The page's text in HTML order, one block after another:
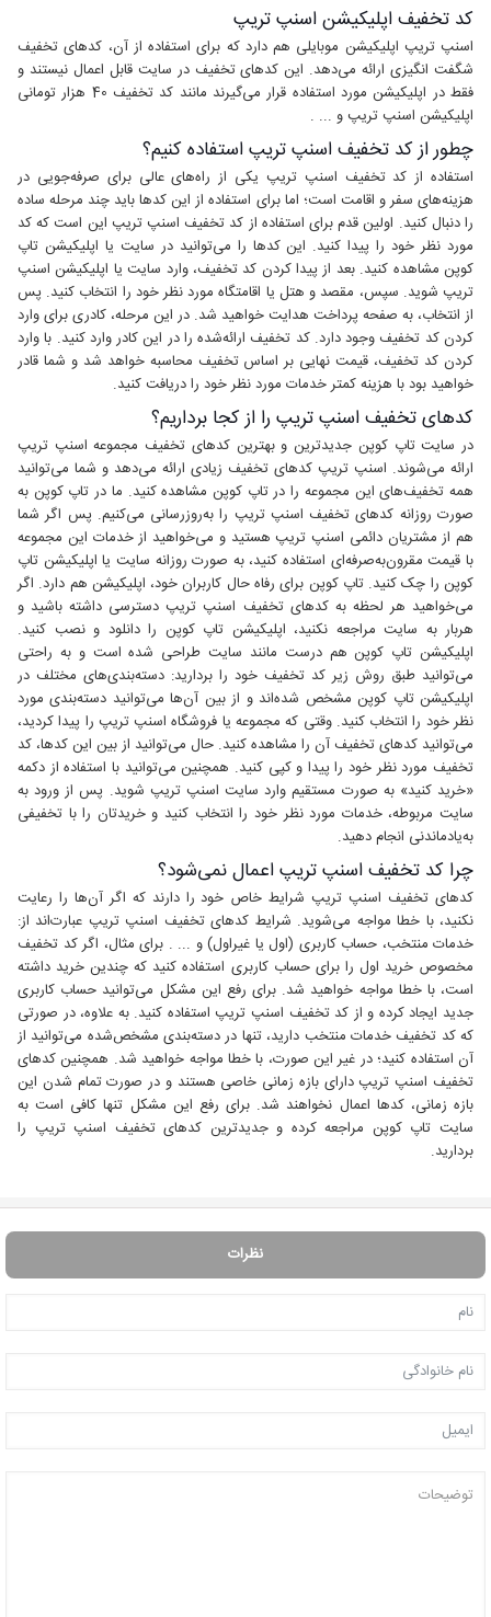
کد تخفیف اپلیکیشن اسنپ تریپ
اسنپ تریپ اپلیکیشن موبایلی هم دارد که برای استفاده از آن، کدهای تخفیف
شگفت انگیزی ارائه می‌دهد. این کدهای تخفیف در سایت قابل اعمال نیستند و
فقط در اپلیکیشن مورد استفاده قرار می‌گیرند مانند کد تخفیف 40 هزار تومانی
اپلیکیشن اسنپ تریپ و ... .
چطور از کد تخفیف اسنپ تریپ استفاده کنیم؟
استفاده از کد تخفیف اسنپ تریپ یکی از راه‌های عالی برای صرفه‌جویی در
هزینه‌های سفر و اقامت است؛ اما برای استفاده از این کدها باید چند مرحله ساده
را دنبال کنید. اولین قدم برای استفاده از کد تخفیف اسنپ تریپ این است که کد
مورد نظر خود را پیدا کنید. این کدها را می‌توانید در سایت‌ یا اپلیکیشن‌ تاپ
کوپن مشاهده کنید. بعد از پیدا کردن کد تخفیف، وارد سایت یا اپلیکیشن اسنپ
تریپ شوید. سپس، مقصد و هتل یا اقامتگاه مورد نظر خود را انتخاب کنید. پس
از انتخاب، به صفحه پرداخت هدایت خواهید شد. در این مرحله، کادری برای وارد
کردن کد تخفیف وجود دارد. کد تخفیف ارائه‌شده را در این کادر وارد کنید. با وارد
کردن کد تخفیف، قیمت نهایی بر اساس تخفیف محاسبه خواهد شد و شما قادر
خواهید بود با هزینه کمتر خدمات مورد نظر خود را دریافت کنید.
کدهای تخفیف اسنپ تریپ را از کجا برداریم؟
در سایت تاپ کوپن جدیدترین و بهترین کدهای تخفیف مجموعه اسنپ تریپ
ارائه می‌شوند. اسنپ تریپ کدهای تخفیف زیادی ارائه می‌دهد و شما می‌توانید
همه تخفیف‌های این مجموعه را در تاپ کوپن مشاهده کنید. ما در تاپ کوپن به
صورت روزانه کدهای تخفیف اسنپ تریپ را به‌روزرسانی می‌کنیم. پس اگر شما
هم از مشتریان دائمی اسنپ تریپ هستید و می‌خواهید از خدمات این مجموعه
با قیمت مقرون‌به‌صرفه‌ای استفاده کنید، به صورت روزانه سایت یا اپلیکیشن تاپ
کوپن را چک کنید. تاپ کوپن برای رفاه حال کاربران خود، اپلیکیشن هم دارد. اگر
می‌خواهید هر لحظه به کدهای تخفیف اسنپ تریپ دسترسی داشته باشید و
هربار به سایت مراجعه نکنید، اپلیکیشن تاپ کوپن را دانلود و نصب کنید.
اپلیکیشن تاپ کوپن هم درست مانند سایت طراحی شده است و به راحتی
می‌توانید طبق روش زیر کد تخفیف خود را بردارید: دسته‌بندی‌های مختلف در
اپلیکیشن تاپ کوپن مشخص شده‌اند و از بین آن‌ها می‌توانید دسته‌بندی مورد
نظر خود را انتخاب کنید. وقتی که مجموعه یا فروشگاه اسنپ تریپ را پیدا کردید،
می‌توانید کدهای تخفیف آن را مشاهده کنید. حال می‌توانید از بین این کدها، کد
تخفیف مورد نظر خود را پیدا و کپی کنید. همچنین می‌توانید با استفاده از دکمه
«خرید کنید» به صورت مستقیم وارد سایت اسنپ تریپ شوید. پس از ورود به
سایت مربوطه، خدمات مورد نظر خود را انتخاب کنید و خریدتان را با تخفیفی
به‌یادماندنی انجام دهید.
چرا کد تخفیف اسنپ تریپ اعمال نمی‌شود؟
کدهای تخفیف اسنپ تریپ شرایط خاص خود را دارند که اگر آن‌ها را رعایت
نکنید، با خطا مواجه می‌شوید. شرایط کدهای تخفیف اسنپ تریپ عبارت‌اند از:
خدمات منتخب، حساب کاربری (اول یا غیراول) و ... . برای مثال، اگر کد تخفیف
مخصوص خرید اول را برای حساب کاربری استفاده کنید که چندین خرید داشته
است، با خطا مواجه خواهید شد. برای رفع این مشکل می‌توانید حساب کاربری
جدید ایجاد کرده و از کد تخفیف اسنپ تریپ استفاده کنید. به علاوه، در صورتی
که کد تخفیف خدمات منتخب دارید، تنها در دسته‌بندی مشخص‌شده می‌توانید از
آن استفاده کنید؛ در غیر این صورت، با خطا مواجه خواهید شد. همچنین کدهای
تخفیف اسنپ تریپ دارای بازه زمانی خاصی هستند و در صورت تمام شدن این
بازه زمانی، کدها اعمال نخواهند شد. برای رفع این مشکل تنها کافی است به
سایت تاپ کوپن مراجعه کرده و جدیدترین کدهای تخفیف اسنپ تریپ را
بردارید.
نظرات